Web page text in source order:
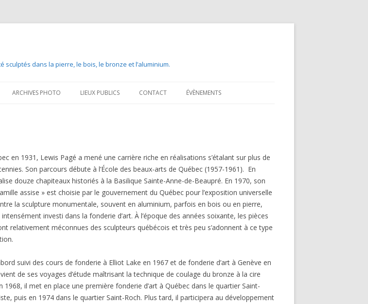
sculptés dans la pierre, le bois, le bronze et l’aluminium.
au
ARCHIVES PHOTO LIEUX PUBLICS CONTACT ÉVÈNEMENTS
en 1931, Lewis Pagé a mené une carrière riche en réalisations s’étalant sur plus de
Son parcours débute à l’École des beaux-arts de Québec (1957-1961). En
douze chapiteaux historiés à la Basilique Sainte-Anne-de-Beaupré. En 1970, son
assise » est choisie par le gouvernement du Québec pour l’exposition universelle
la sculpture monumentale, souvent en aluminium, parfois en bois ou en pierre,
intensément investi dans la fonderie d’art. À l’époque des années soixante, les pièces
relativement méconnues des sculpteurs québécois et très peu s’adonnent à ce type
suivi des cours de fonderie à Elliot Lake en 1967 et de fonderie d’art à Genève en
de ses voyages d’étude maîtrisant la technique de coulage du bronze à la cire
1968, il met en place une première fonderie d’art à Québec dans le quartier Saint-
puis en 1974 dans le quartier Saint-Roch. Plus tard, il participera au développement